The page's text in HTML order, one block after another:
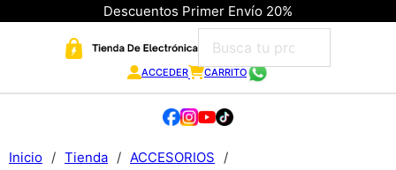
Descuentos Primer Envío 20%
ACCEDER CARRITO
Inicio / Tienda / ACCESORIOS
/